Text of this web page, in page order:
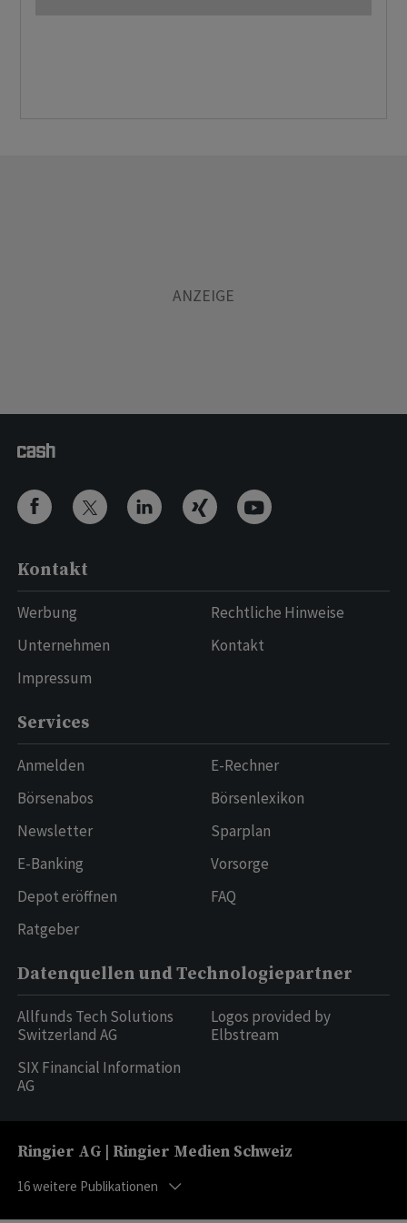
Kontakt
Werbung
Unternehmen
Impressum
Rechtliche Hinweise
Kontakt
Services
Anmelden
Börsenabos
Newsletter
E-Banking
Depot eröffnen
Ratgeber
E-Rechner
Börsenlexikon
Sparplan
Vorsorge
FAQ
Datenquellen und Technologiepartner
Allfunds Tech Solutions
Switzerland AG
SIX Financial Information
AG
Logos provided by
Elbstream
Ringier AG | Ringier Medien Schweiz
16weitere Publikationen